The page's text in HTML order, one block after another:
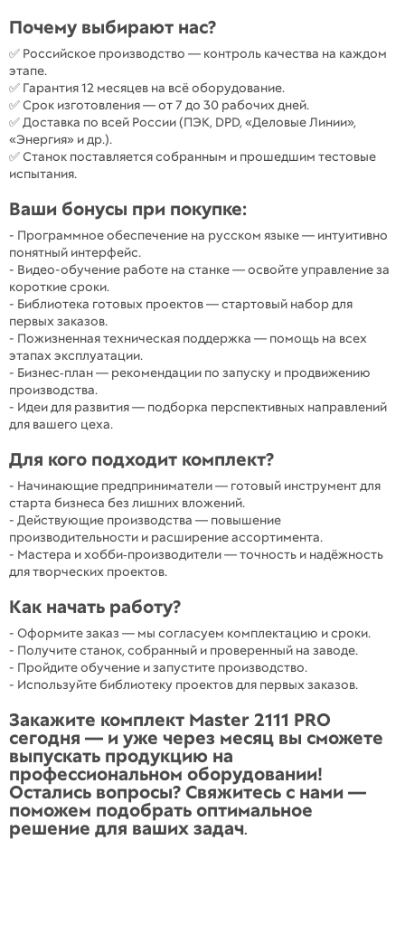
Почему выбирают нас?
✅ Российское производство — контроль качества на каждом
этапе.
✅ Гарантия 12 месяцев на всё оборудование.
✅ Срок изготовления — от 7 до 30 рабочих дней.
✅ Доставка по всей России (ПЭК, DPD, «Деловые Линии»,
«Энергия» и др.).
✅ Станок поставляется собранным и прошедшим тестовые
испытания.
Ваши бонусы при покупке:
- Программное обеспечение на русском языке — интуитивно
понятный интерфейс.
- Видео-обучение работе на станке — освойте управление за
короткие сроки.
- Библиотека готовых проектов — стартовый набор для
первых заказов.
- Пожизненная техническая поддержка — помощь на всех
этапах эксплуатации.
- Бизнес‑план — рекомендации по запуску и продвижению
производства.
- Идеи для развития — подборка перспективных направлений
для вашего цеха.
Для кого подходит комплект?
- Начинающие предприниматели — готовый инструмент для
старта бизнеса без лишних вложений.
- Действующие производства — повышение
производительности и расширение ассортимента.
- Мастера и хобби‑производители — точность и надёжность
для творческих проектов.
Как начать работу?
- Оформите заказ — мы согласуем комплектацию и сроки.
- Получите станок, собранный и проверенный на заводе.
- Пройдите обучение и запустите производство.
- Используйте библиотеку проектов для первых заказов.
Закажите комплект Master 2111 PRO
сегодня — и уже через месяц вы сможете
выпускать продукцию на
профессиональном оборудовании!
Остались вопросы? Свяжитесь с нами —
поможем подобрать оптимальное
решение для ваших задач.